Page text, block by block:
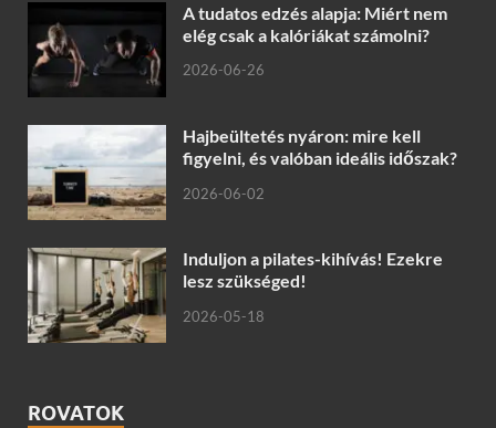
A tudatos edzés alapja: Miért nem
elég csak a kalóriákat számolni?
2026-06-26
Hajbeültetés nyáron: mire kell
figyelni, és valóban ideális időszak?
2026-06-02
Induljon a pilates-kihívás! Ezekre
lesz szükséged!
2026-05-18
ROVATOK